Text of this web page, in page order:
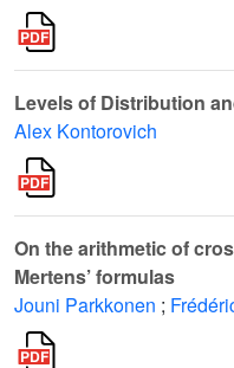
Levels of Distribution
Alex Kontorovich
On the arithmetic of
Mertens’ formulas
Jouni Parkkonen ;